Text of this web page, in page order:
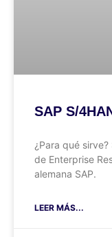
SAP S/
¿Para qué sirve?
de Enterprise
alemana SAP.
LEER MÁS...